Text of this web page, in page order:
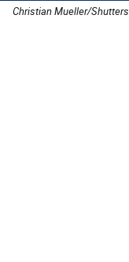
Christian Mueller/